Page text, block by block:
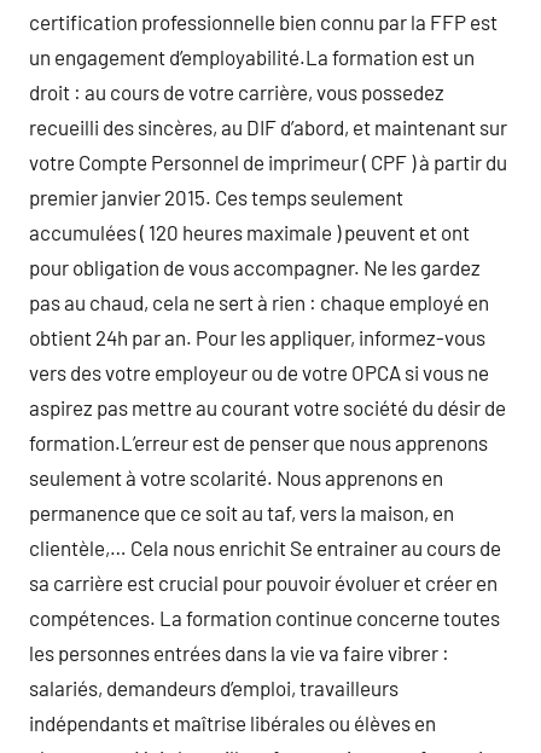
certification professionnelle bien connu par la FFP est
un engagement d’employabilité.La formation est un
droit : au cours de votre carrière, vous possedez
recueilli des sincères, au DIF d’abord, et maintenant sur
votre Compte Personnel de imprimeur ( CPF ) à partir du
premier janvier 2015. Ces temps seulement
accumulées ( 120 heures maximale ) peuvent et ont
pour obligation de vous accompagner. Ne les gardez
pas au chaud, cela ne sert à rien : chaque employé en
obtient 24h par an. Pour les appliquer, informez-vous
vers des votre employeur ou de votre OPCA si vous ne
aspirez pas mettre au courant votre société du désir de
formation.L’erreur est de penser que nous apprenons
seulement à votre scolarité. Nous apprenons en
permanence que ce soit au taf, vers la maison, en
clientèle,… Cela nous enrichit Se entrainer au cours de
sa carrière est crucial pour pouvoir évoluer et créer en
compétences. La formation continue concerne toutes
les personnes entrées dans la vie va faire vibrer :
salariés, demandeurs d’emploi, travailleurs
indépendants et maîtrise libérales ou élèves en